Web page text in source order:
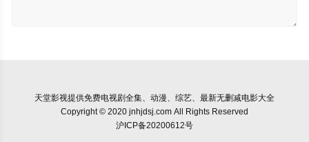
天堂影视提供免费电视剧全集、动漫、综艺、最新无删减电影大全
Copyright © 2020 jnhjdsj.com All Rights Reserved
沪ICP备20200612号